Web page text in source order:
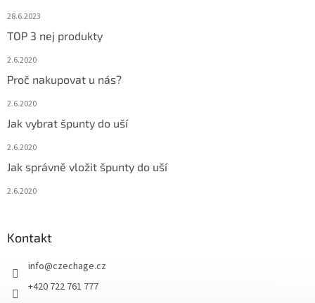
28.6.2023
TOP 3 nej produkty
2.6.2020
Proč nakupovat u nás?
2.6.2020
Jak vybrat špunty do uší
2.6.2020
Jak správně vložit špunty do uší
2.6.2020
Kontakt
info@czechage.cz
+420 722 761 777